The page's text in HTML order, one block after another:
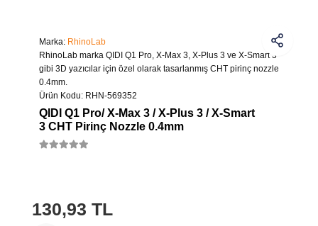
Marka: RhinoLab
RhinoLab marka QIDI Q1 Pro, X-Max 3, X-Plus 3 ve X-Smart 3
gibi 3D yazıcılar için özel olarak tasarlanmış CHT pirinç nozzle
0.4mm.
Ürün Kodu: RHN-569352
QIDI Q1 Pro/ X-Max 3 / X-Plus 3 / X-Smart
3 CHT Pirinç Nozzle 0.4mm
130,93 TL